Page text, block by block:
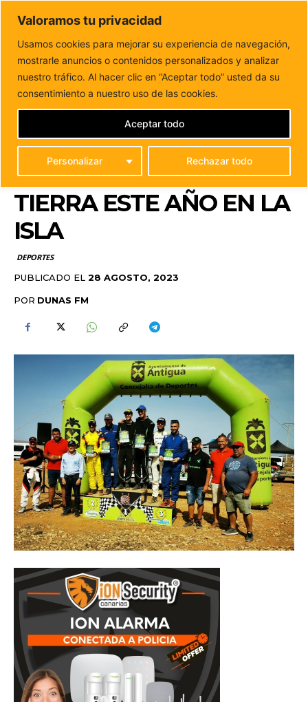
Valoramos tu privacidad
Usamos cookies para mejorar su experiencia de navegación,
mostrarle anuncios o contenidos personalizados y analizar
nuestro tráfico. Al hacer clic en “Aceptar todo” usted da su
consentimiento a nuestro uso de las cookies.
Personalizar Rechazar todo
Aceptar todo
DUNAS FM
Tu informacion de forma cercana
Inicio DEPORTES
Aníbal y Jonathan Hernández
vencedores de la primera prueba en tierra este...
ANÍBAL Y JONATHAN
HERNÁNDEZ
VENCEDORES DE LA
PRIMERA PRUEBA EN
TIERRA ESTE AÑO EN LA
ISLA
DEPORTES
PUBLICADO EL 28 AGOSTO, 2023
POR DUNAS FM